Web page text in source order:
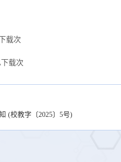
2025
载次
下载次
(校教字〔2025〕5号)